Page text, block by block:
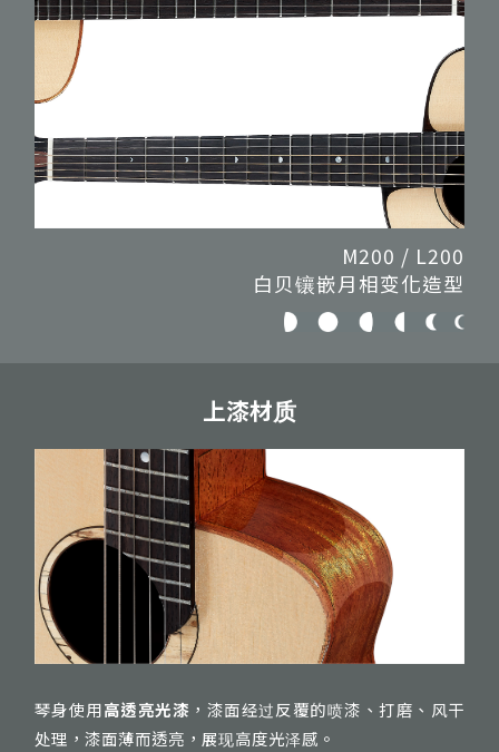
M200 / L200
白贝镶嵌月相变化造型
上漆材质
琴身使用高透亮光漆 ，漆面经过反覆的喷漆、打磨、风干
处理，漆面薄而透亮，展现高度光泽感。